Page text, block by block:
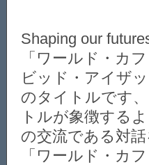
Shaping our
「ワールド・カ
ビッ ド・アイザ
のタイトルです
トルが象徴する
の交流である対
「ワールド・カ